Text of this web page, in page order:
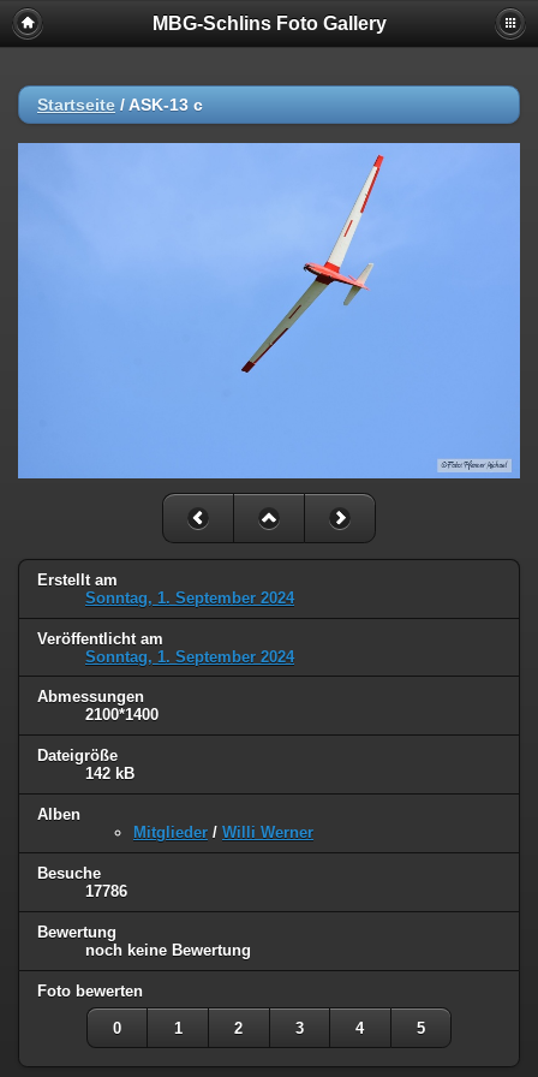
MBG-Schlins Foto Gallery
Startseite / ASK-13 c
Erstellt am
Sonntag, 1. September 2024
Veröffentlicht am
Sonntag, 1. September 2024
Abmessungen
2100*1400
Dateigröße
142 kB
Alben
Mitglieder / Willi Werner
Besuche
17786
Bewertung
noch keine Bewertung
Foto bewerten
0 1 2 3 4 5